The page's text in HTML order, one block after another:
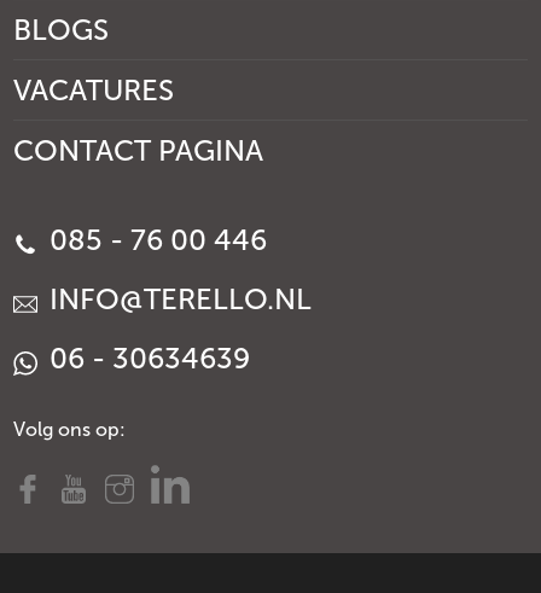
BLOGS
VACATURES
CONTACT PAGINA
085 - 76 00 446
INFO@TERELLO.NL
06 - 30634639
Volg ons op: